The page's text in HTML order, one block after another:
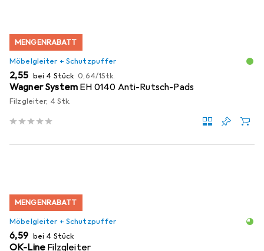
MENGENRABATT
Möbelgleiter + Schutzpuffer
EUR
2,55 bei 4 Stück EUR
0,64/1Stk.
Wagner System EH 0140 Anti-Rutsch-Pads
Filzgleiter, 4 Stk.
MENGENRABATT
Möbelgleiter + Schutzpuffer
EUR
6,59 bei 4 Stück
OK-Line Filzgleiter